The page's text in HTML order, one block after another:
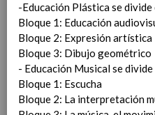
IntroducciÃ³n
AnÃ¡lisis del
Proyecto
Marco Normativo
Objetivos propios
escolar
LÃ­neas generales
-Educación Plástica se divide
Bloque 1: Educación
Bloque 2: Expresión artística
Bloque 3: Dibujo geométrico
- Educación Musical se divide
Bloque 1: Escucha
Bloque 2: La interpretación